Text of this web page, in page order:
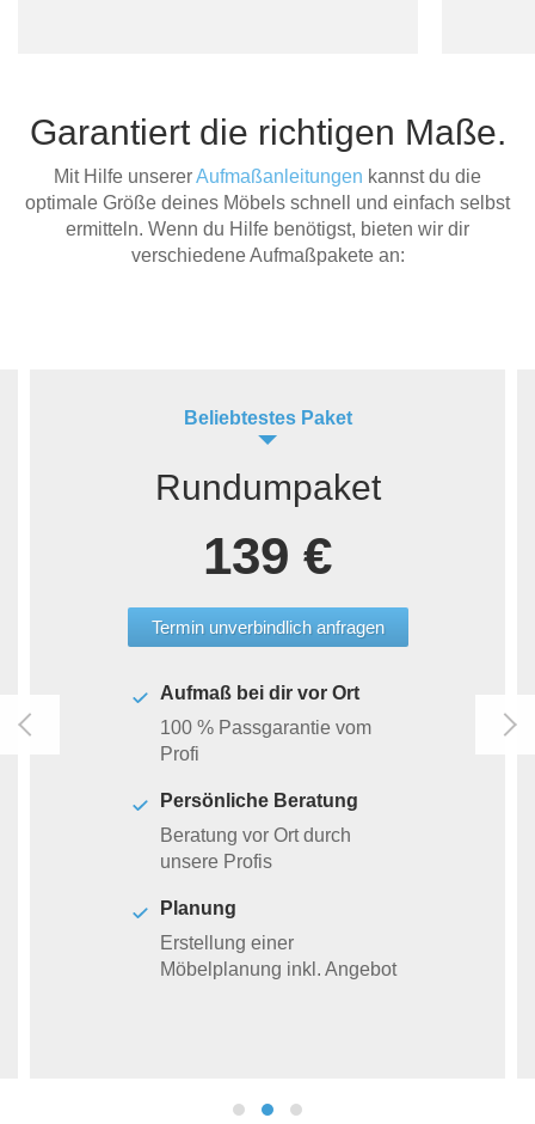
Garantiert die richtigen Maße.
Mit Hilfe unsererAufmaßanleitungen kannst du die
optimale Größe deines Möbels schnell und einfach selbst
ermitteln. Wenn du Hilfe benötigst, bieten wir dir
verschiedene Aufmaßpakete an:
Beliebtestes Paket
Rundumpaket
139 €
Termin unverbindlich anfragen
Aufmaß bei dir vor Ort
100 % Passgarantie vom
Profi
Persönliche Beratung
Beratung vor Ort durch
unsere Profis
Planung
Erstellung einer
Möbelplanung inkl. Angebot